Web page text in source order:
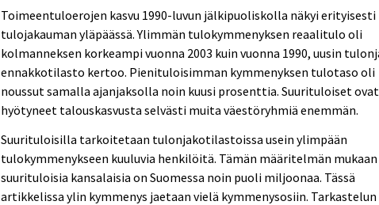
Toimeentuloerojen kasvu 1990-luvun jälkipuoliskolla näkyi erityisesti
tulojakauman yläpäässä. Ylimmän tulokymmenyksen reaalitulo oli
kolmanneksen korkeampi vuonna 2003 kuin vuonna 1990, uusin
ennakkotilasto kertoo. Pienituloisimman kymmenyksen tulotaso oli
noussut samalla ajanjaksolla noin kuusi prosenttia. Suurituloiset
hyötyneet talouskasvusta selvästi muita väestöryhmiä enemmän.
Suurituloisilla tarkoitetaan tulonjakotilastoissa usein ylimpään
tulokymmenykseen kuuluvia henkilöitä. Tämän määritelmän mukaan
suurituloisia kansalaisia on Suomessa noin puoli miljoonaa. Tässä
artikkelissa ylin kymmenys jaetaan vielä kymmenysosiin. Tarkastelun